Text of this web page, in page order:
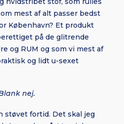
mest af alt passer bedst
København? Et produkt
på de glitrende
og RUM og som vi mest af
og lidt u-sexet
nej.
støvet fortid. Det skal jeg